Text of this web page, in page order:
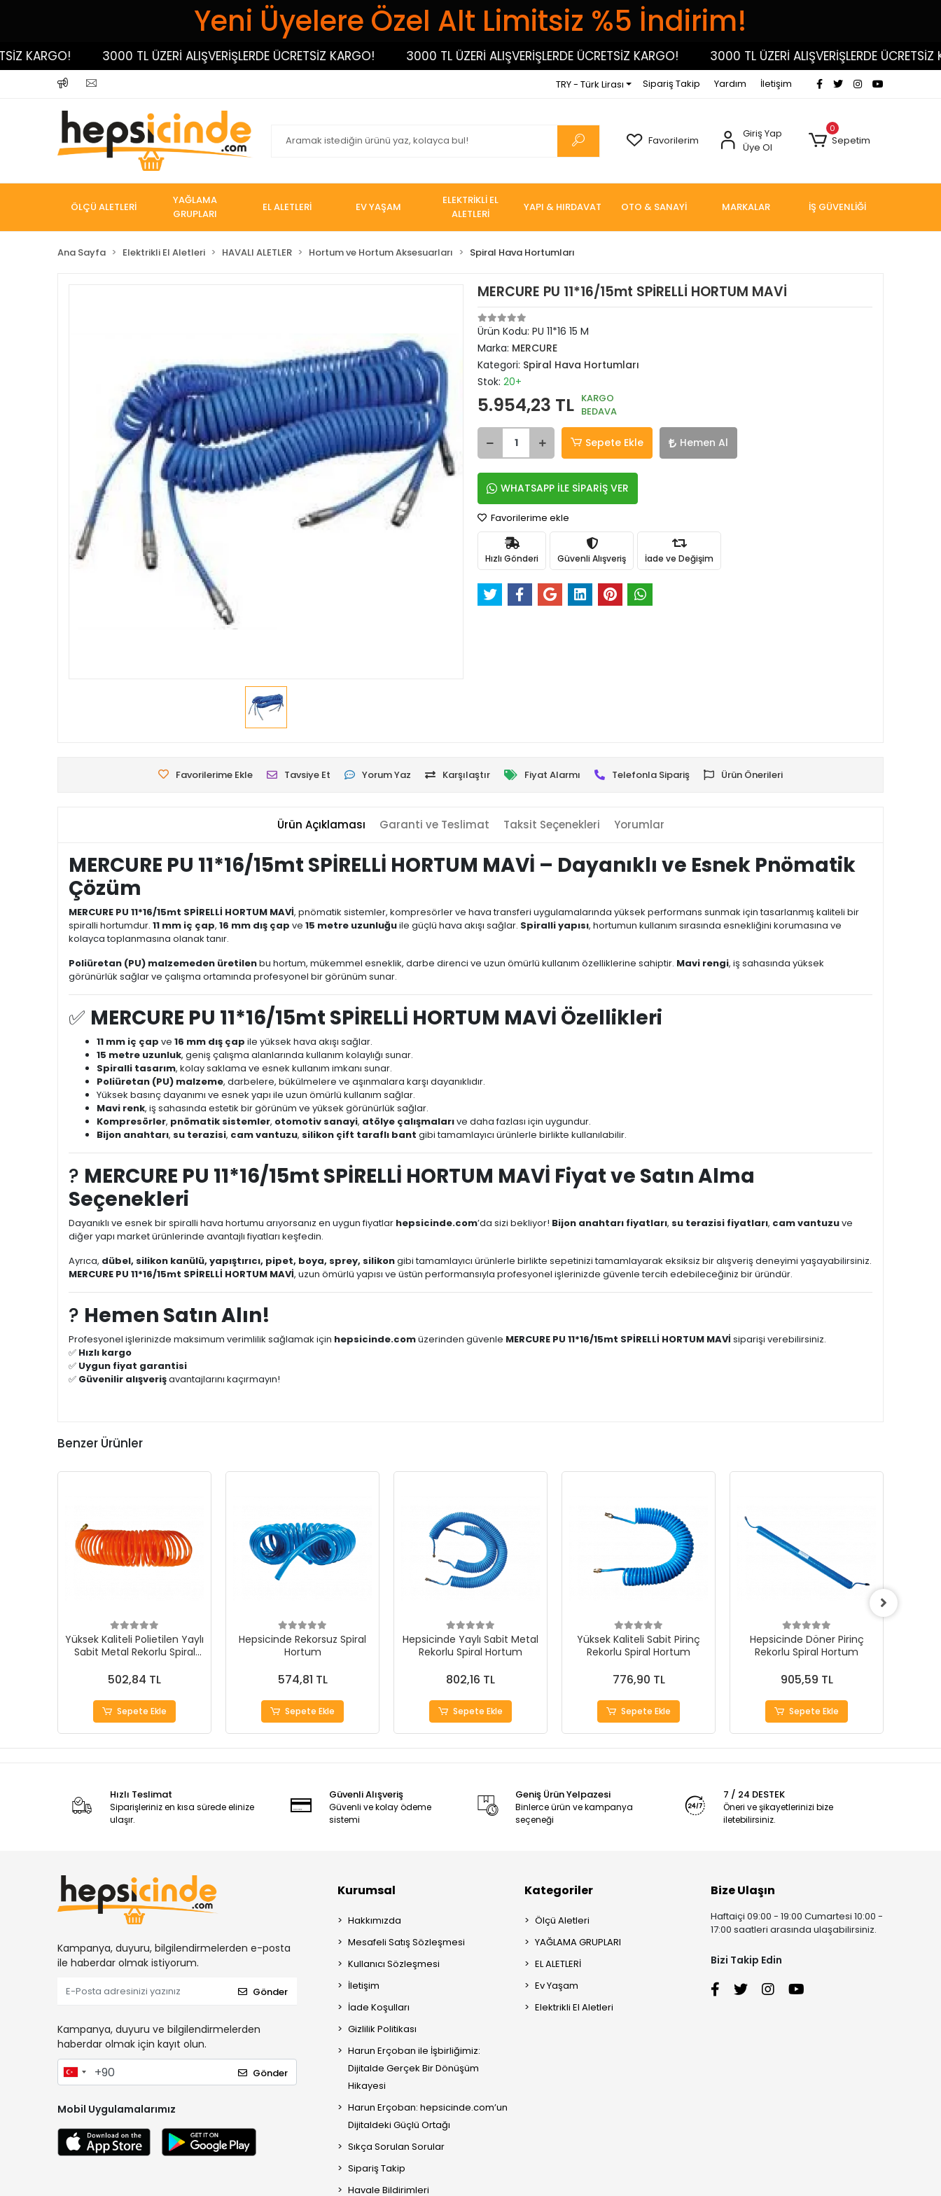
Yeni Üyelere Özel Alt Limitsiz %5 İndirim!
3000 TL ÜZERİ ALIŞVERİŞLERDE ÜCRETSİZ KARGO! 3000 TL ÜZERİ ALIŞVERİŞLERDE ÜCRETSİZ KARGO! 3000 TL ÜZERİ ALIŞVERİŞLERDE ÜCRETSİZ
TRY - Türk Lirası Sipariş Takip Yardım İletişim
Favorilerim
Giriş Yap
Üye Ol
0
Sepetim
ÖLÇÜ ALETLERİ
YAĞLAMA
GRUPLARI
EL ALETLERİ EV YAŞAM
ELEKTRİKLİ EL
ALETLERİ
YAPI & HIRDAVAT OTO & SANAYİ MARKALAR İŞ GÜVENLİĞİ
Ana Sayfa Elektrikli El Aletleri HAVALI ALETLER Hortum ve Hortum Aksesuarları Spiral Hava Hortumları
MERCURE PU 11*16/15mt SPİRELLİ HORTUM MAVİ
Ürün Kodu: PU 11*16 15 M
Marka: MERCURE
Kategori: Spiral Hava Hortumları
Stok: 20+
5.954,23 TL KARGO
BEDAVA
Sepete Ekle Hemen Al
WHATSAPP İLE SİPARİŞ VER
Favorilerime ekle
Hızlı Gönderi Güvenli Alışveriş İade ve Değişim
Favorilerime Ekle Tavsiye Et Yorum Yaz Karşılaştır Fiyat Alarmı Telefonla Sipariş Ürün Önerileri
Ürün Açıklaması Garanti ve Teslimat Taksit Seçenekleri Yorumlar
MERCURE PU 11*16/15mt SPİRELLİ HORTUM MAVİ – Dayanıklı ve Esnek Pnömatik
Çözüm
MERCURE PU 11*16/15mt SPİRELLİ HORTUM MAVİ, pnömatik sistemler, kompresörler ve hava transferi uygulamalarında yüksek performans sunmak için tasarlanmış kaliteli bir
spiralli hortumdur. 11 mm iç çap, 16 mm dış çap ve 15 metre uzunluğuile güçlü hava akışı sağlar. Spiralli yapısı, hortumun kullanım sırasında esnekliğini korumasına ve
kolayca toplanmasına olanak tanır.
Poliüretan (PU) malzemeden üretilenbu hortum, mükemmel esneklik, darbe direnci ve uzun ömürlü kullanım özelliklerine sahiptir. Mavi rengi, iş sahasında yüksek
görünürlük sağlar ve çalışma ortamında profesyonel bir görünüm sunar.
✅ MERCURE PU 11*16/15mt SPİRELLİ HORTUM MAVİ Özellikleri
11 mm iç çap ve 16 mm dış çap ile yüksek hava akışı sağlar.
15 metre uzunluk, geniş çalışma alanlarında kullanım kolaylığı sunar.
Spiralli tasarım, kolay saklama ve esnek kullanım imkanı sunar.
Poliüretan (PU) malzeme, darbelere, bükülmelere ve aşınmalara karşı dayanıklıdır.
Yüksek basınç dayanımı ve esnek yapı ile uzun ömürlü kullanım sağlar.
Mavi renk, iş sahasında estetik bir görünüm ve yüksek görünürlük sağlar.
Kompresörler, pnömatik sistemler, otomotiv sanayi, atölye çalışmalarıve daha fazlası için uygundur.
Bijon anahtarı, su terazisi, cam vantuzu, silikon çift taraflı bant gibi tamamlayıcı ürünlerle birlikte kullanılabilir.
? MERCURE PU 11*16/15mt SPİRELLİ HORTUM MAVİ Fiyat ve Satın Alma
Seçenekleri
Dayanıklı ve esnek bir spiralli hava hortumu arıyorsanız en uygun fiyatlar hepsicinde.com’da sizi bekliyor! Bijon anahtarı fiyatları, su terazisi fiyatları, cam vantuzuve
diğer yapı market ürünlerinde avantajlı fiyatları keşfedin.
Ayrıca, dübel, silikon kanülü, yapıştırıcı, pipet, boya, sprey, silikongibi tamamlayıcı ürünlerle birlikte sepetinizi tamamlayarak eksiksiz bir alışveriş deneyimi yaşayabilirsiniz.
MERCURE PU 11*16/15mt SPİRELLİ HORTUM MAVİ, uzun ömürlü yapısı ve üstün performansıyla profesyonel işlerinizde güvenle tercih edebileceğiniz bir üründür.
? Hemen Satın Alın!
Profesyonel işlerinizde maksimum verimlilik sağlamak için hepsicinde.comüzerinden güvenle MERCURE PU 11*16/15mt SPİRELLİ HORTUM MAVİ siparişi verebilirsiniz.
✅ Hızlı kargo
✅ Uygun fiyat garantisi
✅ Güvenilir alışverişavantajlarını kaçırmayın!
Benzer Ürünler
Yüksek Kaliteli Polietilen Yaylı
Sabit Metal Rekorlu Spiral
502,84 TL
Sepete Ekle
Hepsicinde Rekorsuz Spiral
Hortum
574,81 TL
Sepete Ekle
Hepsicinde Yaylı Sabit Metal
Rekorlu Spiral Hortum
802,16 TL
Sepete Ekle
Yüksek Kaliteli Sabit Pirinç
Rekorlu Spiral Hortum
776,90 TL
Sepete Ekle
Hepsicinde Döner Pirinç
Rekorlu Spiral Hortum
905,59 TL
Sepete Ekle
Hızlı Teslimat
Siparişleriniz en kısa sürede elinize
ulaşır.
Güvenli Alışveriş
Güvenli ve kolay ödeme
sistemi
Geniş Ürün Yelpazesi
Binlerce ürün ve kampanya
seçeneği
7 / 24 DESTEK
Öneri ve şikayetlerinizi bize
iletebilirsiniz.
Kampanya, duyuru, bilgilendirmelerden e-posta
ile haberdar olmak istiyorum.
Gönder
Kampanya, duyuru ve bilgilendirmelerden
haberdar olmak için kayıt olun.
Gönder
Mobil Uygulamalarımız
Kurumsal
Hakkımızda
Mesafeli Satış Sözleşmesi
Kullanıcı Sözleşmesi
İletişim
İade Koşulları
Gizlilik Politikası
Harun Erçoban ile İşbirliğimiz:
Dijitalde Gerçek Bir Dönüşüm
Hikayesi
Harun Erçoban: hepsicinde.com’un
Dijitaldeki Güçlü Ortağı
Sıkça Sorulan Sorular
Sipariş Takip
Havale Bildirimleri
Kategoriler
Ölçü Aletleri
YAĞLAMA GRUPLARI
EL ALETLERİ
Ev Yaşam
Elektrikli El Aletleri
Bize Ulaşın
Haftaiçi 09:00 - 19:00 Cumartesi 10:00 -
17:00 saatleri arasında ulaşabilirsiniz.
Bizi Takip Edin